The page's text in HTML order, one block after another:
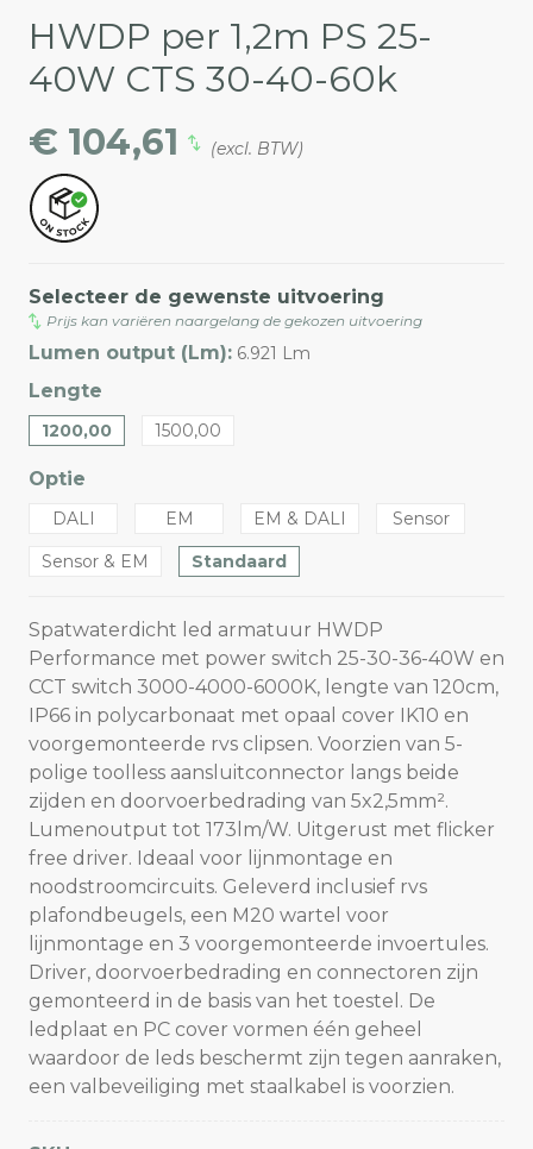
HWDP per 1,2m PS 25-
40W CTS 30-40-60k
€ 104,61
(excl. BTW)
Selecteer de gewenste uitvoering
Prijs kan variëren naargelang de gekozen uitvoering
Lumen output (Lm): 6.921 Lm
Lengte
1200,00 1500,00
Optie
DALI EM EM & DALI
Sensor
Sensor & EM
Standaard
Spatwaterdicht led armatuur HWDP
Performance met power switch 25-30-36-40W en
CCT switch 3000-4000-6000K, lengte van 120cm,
IP66 in polycarbonaat met opaal cover IK10 en
voorgemonteerde rvs clipsen. Voorzien van 5-
polige toolless aansluitconnector langs beide
zijden en doorvoerbedrading van 5x2,5mm².
Lumenoutput tot 173lm/W. Uitgerust met flicker
free driver. Ideaal voor lijnmontage en
noodstroomcircuits. Geleverd inclusief rvs
plafondbeugels, een M20 wartel voor
lijnmontage en 3 voorgemonteerde invoertules.
Driver, doorvoerbedrading en connectoren zijn
gemonteerd in de basis van het toestel. De
ledplaat en PC cover vormen één geheel
waardoor de leds beschermt zijn tegen aanraken,
een valbeveiliging met staalkabel is voorzien.